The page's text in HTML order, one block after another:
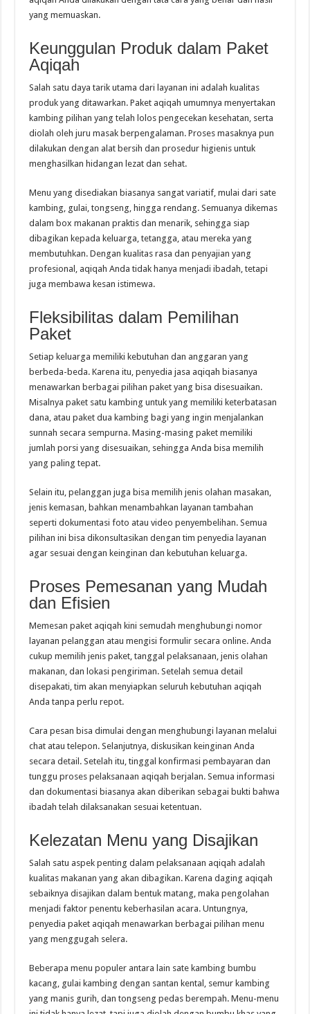
yang memuaskan.
Keunggulan Produk dalam Paket
Aqiqah
Salah satu daya tarik utama dari layanan ini adalah kualitas
produk yang ditawarkan. Paket aqiqah umumnya menyertakan
kambing pilihan yang telah lolos pengecekan kesehatan, serta
diolah oleh juru masak berpengalaman. Proses masaknya pun
dilakukan dengan alat bersih dan prosedur higienis untuk
menghasilkan hidangan lezat dan sehat.
Menu yang disediakan biasanya sangat variatif, mulai dari sate
kambing, gulai, tongseng, hingga rendang. Semuanya dikemas
dalam box makanan praktis dan menarik, sehingga siap
dibagikan kepada keluarga, tetangga, atau mereka yang
membutuhkan. Dengan kualitas rasa dan penyajian yang
profesional, aqiqah Anda tidak hanya menjadi ibadah, tetapi
juga membawa kesan istimewa.
Fleksibilitas dalam Pemilihan
Paket
Setiap keluarga memiliki kebutuhan dan anggaran yang
berbeda-beda. Karena itu, penyedia jasa aqiqah biasanya
menawarkan berbagai pilihan paket yang bisa disesuaikan.
Misalnya paket satu kambing untuk yang memiliki keterbatasan
dana, atau paket dua kambing bagi yang ingin menjalankan
sunnah secara sempurna. Masing-masing paket memiliki
jumlah porsi yang disesuaikan, sehingga Anda bisa memilih
yang paling tepat.
Selain itu, pelanggan juga bisa memilih jenis olahan masakan,
jenis kemasan, bahkan menambahkan layanan tambahan
seperti dokumentasi foto atau video penyembelihan. Semua
pilihan ini bisa dikonsultasikan dengan tim penyedia layanan
agar sesuai dengan keinginan dan kebutuhan keluarga.
Proses Pemesanan yang Mudah
dan Efisien
Memesan paket aqiqah kini semudah menghubungi nomor
layanan pelanggan atau mengisi formulir secara online. Anda
cukup memilih jenis paket, tanggal pelaksanaan, jenis olahan
makanan, dan lokasi pengiriman. Setelah semua detail
disepakati, tim akan menyiapkan seluruh kebutuhan aqiqah
Anda tanpa perlu repot.
Cara pesan bisa dimulai dengan menghubungi layanan melalui
chat atau telepon. Selanjutnya, diskusikan keinginan Anda
secara detail. Setelah itu, tinggal konfirmasi pembayaran dan
tunggu proses pelaksanaan aqiqah berjalan. Semua informasi
dan dokumentasi biasanya akan diberikan sebagai bukti bahwa
ibadah telah dilaksanakan sesuai ketentuan.
Kelezatan Menu yang Disajikan
Salah satu aspek penting dalam pelaksanaan aqiqah adalah
kualitas makanan yang akan dibagikan. Karena daging aqiqah
sebaiknya disajikan dalam bentuk matang, maka pengolahan
menjadi faktor penentu keberhasilan acara. Untungnya,
penyedia paket aqiqah menawarkan berbagai pilihan menu
yang menggugah selera.
Beberapa menu populer antara lain sate kambing bumbu
kacang, gulai kambing dengan santan kental, semur kambing
yang manis gurih, dan tongseng pedas berempah. Menu-menu